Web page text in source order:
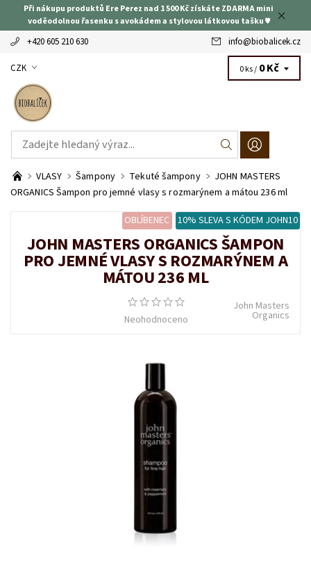
Při nákupu produktů Ere Perez nad 1 500 Kč získáte ZDARMA mini
voděodolnou řasenku s avokádem a stylovou látkovou tašku ♥
+420 605 210 630 info@biobalicek.cz
CZK 0 ks / 0 Kč
VLASY Šampony Tekuté šampony
JOHN MASTERS
ORGANICS Šampon pro jemné vlasy s rozmarýnem a mátou 236 ml
OBLÍBENEC 10% SLEVA S KÓDEM JOHN10
JOHN MASTERS ORGANICS ŠAMPON
PRO JEMNÉ VLASY S ROZMARÝNEM A
MÁTOU 236 ML
Neohodnoceno
John Masters
Organics